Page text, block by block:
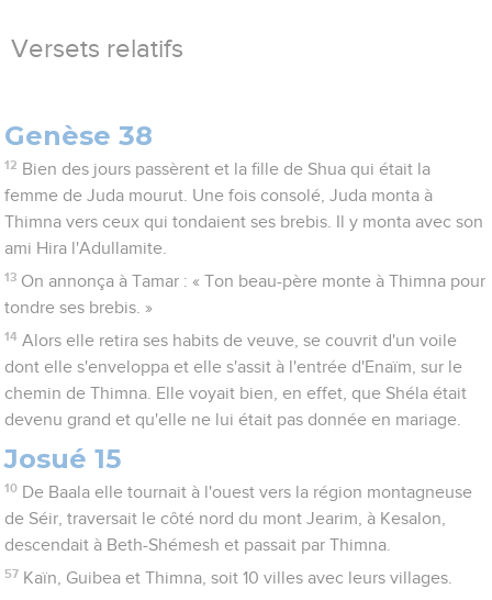
Versets relatifs
Genèse 38
12 Bien des jours passèrent et la fille de Shua qui était la
femme de Juda mourut. Une fois consolé, Juda monta à
Thimna vers ceux qui tondaient ses brebis. Il y monta avec son
ami Hira l'Adullamite.
13 On annonça à Tamar : « Ton beau-père monte à Thimna pour
tondre ses brebis. »
14 Alors elle retira ses habits de veuve, se couvrit d'un voile
dont elle s'enveloppa et elle s'assit à l'entrée d'Enaïm, sur le
chemin de Thimna. Elle voyait bien, en effet, que Shéla était
devenu grand et qu'elle ne lui était pas donnée en mariage.
Josué 15
10 De Baala elle tournait à l'ouest vers la région montagneuse
de Séir, traversait le côté nord du mont Jearim, à Kesalon,
descendait à Beth-Shémesh et passait par Thimna.
57 Kaïn, Guibea et Thimna, soit 10 villes avec leurs villages.